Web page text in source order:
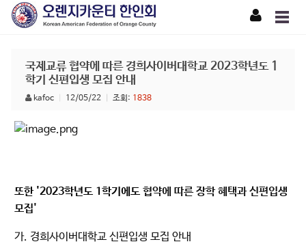
국제교류 협약에 따른 경희사이버대학교 2023학년도 1
학기 신편입생 모집 안내
kafoc 12/05/22 조회: 1838
또한 '2023학년도 1학기에도 협약에 따른 장학 혜택과 신편입생
모집'
가. 경희사이버대학교 신편입생 모집 안내